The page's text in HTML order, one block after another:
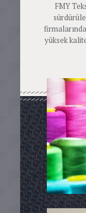
FMY
yüksek